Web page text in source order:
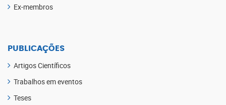
Ex-membros
PUBLICAÇÕES
Artigos Científicos
Trabalhos em eventos
Teses